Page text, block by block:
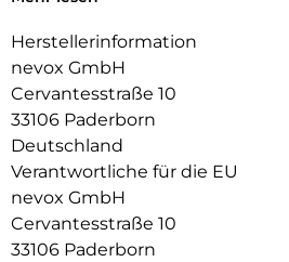
schützen Sie die Linsen vor
Zwischenräumen.
9H Härtegrad
Resistent gegen Kratzer
Fettabweisende Beschichtung
Herstellerinformation
nevox GmbH
Cervantesstraße 10
33106 Paderborn
Deutschland
Verantwortliche für die EU
nevox GmbH
Cervantesstraße 10
33106 Paderborn